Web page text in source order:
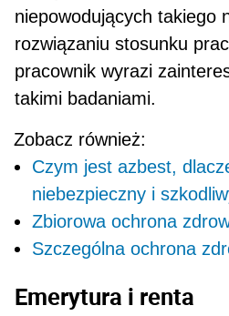
niepowodujących takie­go
rozwiązaniu stosunku
pracownik wyrazi
takimi badaniami.
Zobacz również:
Czym jest azbest,
niebezpieczny i
Zbiorowa ochrona
Szczególna ochrona
Emerytura i renta